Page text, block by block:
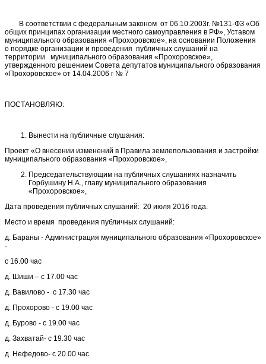
В соответствии с федеральным законом от 06.10.2003г. №131-ФЗ «Об
общих принципах организации местного самоуправления в РФ», Уставом
муниципального образования «Прохоровское», на основании Положения
о порядке организации и проведения публичных слушаний на
территории муниципального образования «Прохоровское»,
утвержденного решением Совета депутатов муниципального образования
«Прохоровское» от 14.04.2006 г № 7
ПОСТАНОВЛЯЮ:
Вынести на публичные слушания:
Проект «О внесении изменений в Правила землепользования и застройки
муниципального образования «Прохоровское»,
Председательствующим на публичных слушаниях назначить
Горбушину Н.А., главу муниципального образования
«Прохоровское»,
Дата проведения публичных слушаний: 20 июля 2016 года.
Место и время проведения публичных слушаний:
д. Бараны - Администрация муниципального образования «Прохоровское»
-
с 16.00 час
д. Шиши – с 17.00 час
д. Вавилово - с 17.30 час
д. Прохорово - с 19.00 час
д. Бурово - с 19.00 час
д. Захватай- с 19.30 час
д. Нефедово- с 20.00 час